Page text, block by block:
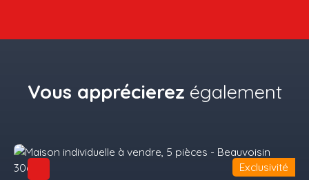
Vous apprécierez également
Exclusivité